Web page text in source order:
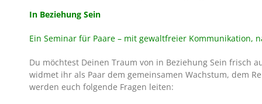
In Beziehung Sein
Ein Seminar für Paare – mit gewaltfreier Kommunikation,
Du möchtest Deinen Traum von in Beziehung Sein frisch
widmet ihr als Paar dem gemeinsamen Wachstum, dem
werden euch folgende Fragen leiten: